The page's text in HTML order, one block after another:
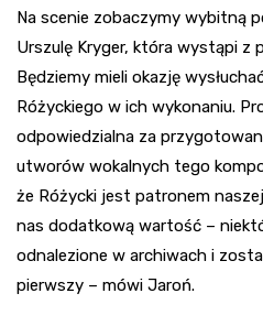
Na scenie zobaczymy wybitną
Urszulę Kryger, która wystąpi z
Będziemy mieli okazję
Różyckiego w ich wykonaniu.
odpowiedzialna za
utworów wokalnych tego
że Różycki jest patronem
nas dodatkową wartość –
odnalezione w archiwach i
pierwszy – mówi Jaroń.